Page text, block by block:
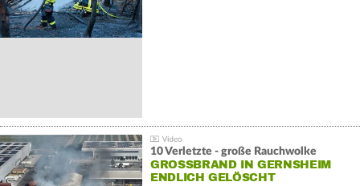
10 Verletzte - große Rauchwolke
GROSSBRAND IN GERNSHEIM E
NDLICH GELÖSCHT